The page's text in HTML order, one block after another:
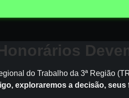
do Trabalho da 3ª Região
exploraremos a decisão,